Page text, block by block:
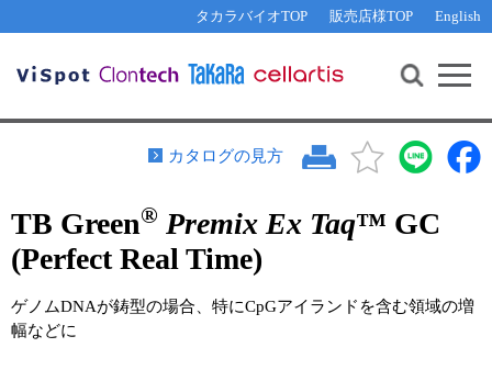
タカラバイオTOP 販売店様TOP English
機能解析・サイレンシング
PCR・等温増幅
リアルタイムPCR（qPCR）
装置・ソフトウェア
その他 ライセンスに関するご相談
遺伝子組換え生物該当製品
研究支援ツール
Cut-Site Navigator 制限酵素切断サイトの検索
In-Fusion Cloning プライマー設計
抗体検索サイト
リアルタイムPCR（インターカレーター法）
リアルタイムPCR
お問い合わせ WEB会員登録
カタログの見方
TB Green® Premix Ex Taq™ GC
(Perfect Real Time)
ゲノムDNAが鋳型の場合、特にCpGアイランドを含む領域の増
幅などに